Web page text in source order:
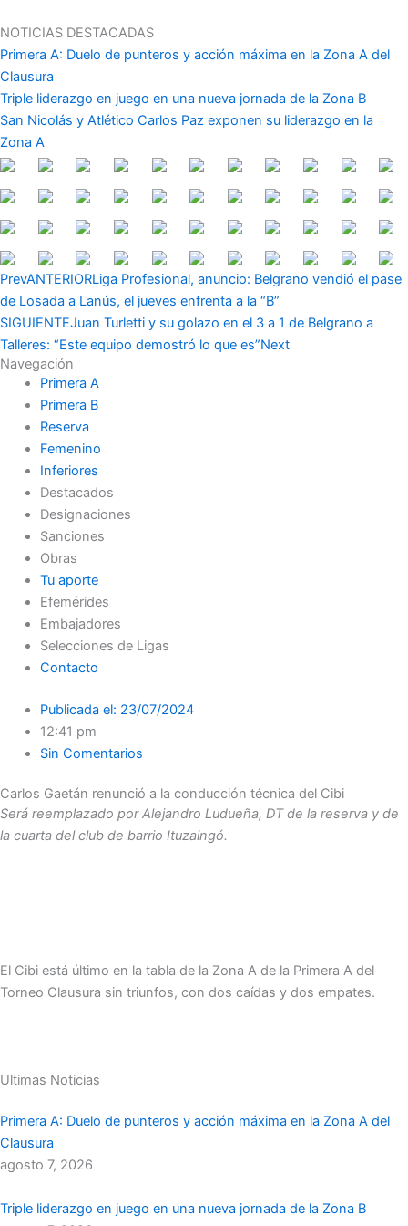
al
contenido
NOTICIAS DESTACADAS
Primera A: Duelo de punteros y acción máxima en la Zona A del
Clausura
Triple liderazgo en juego en una nueva jornada de la Zona B
San Nicolás y Atlético Carlos Paz exponen su liderazgo en la
Zona A
PrevANTERIORLiga Profesional, anuncio: Belgrano vendió el pase
de Losada a Lanús, el jueves enfrenta a la “B”
SIGUIENTEJuan Turletti y su golazo en el 3 a 1 de Belgrano a
Talleres: “Este equipo demostró lo que es”Next
Navegación
Primera A
Primera B
Reserva
Femenino
Inferiores
Destacados
Designaciones
Sanciones
Obras
Tu aporte
Efemérides
Embajadores
Selecciones de Ligas
Contacto
Publicada el: 23/07/2024
12:41 pm
Sin Comentarios
Carlos Gaetán renunció a la conducción técnica del Cibi
Será reemplazado por Alejandro Ludueña, DT de la reserva y de
la cuarta del club de barrio Ituzaingó.
El Cibi está último en la tabla de la Zona A de la Primera A del
Torneo Clausura sin triunfos, con dos caídas y dos empates.
Ultimas Noticias
Primera A: Duelo de punteros y acción máxima en la Zona A del
Clausura
agosto 7, 2026
Triple liderazgo en juego en una nueva jornada de la Zona B